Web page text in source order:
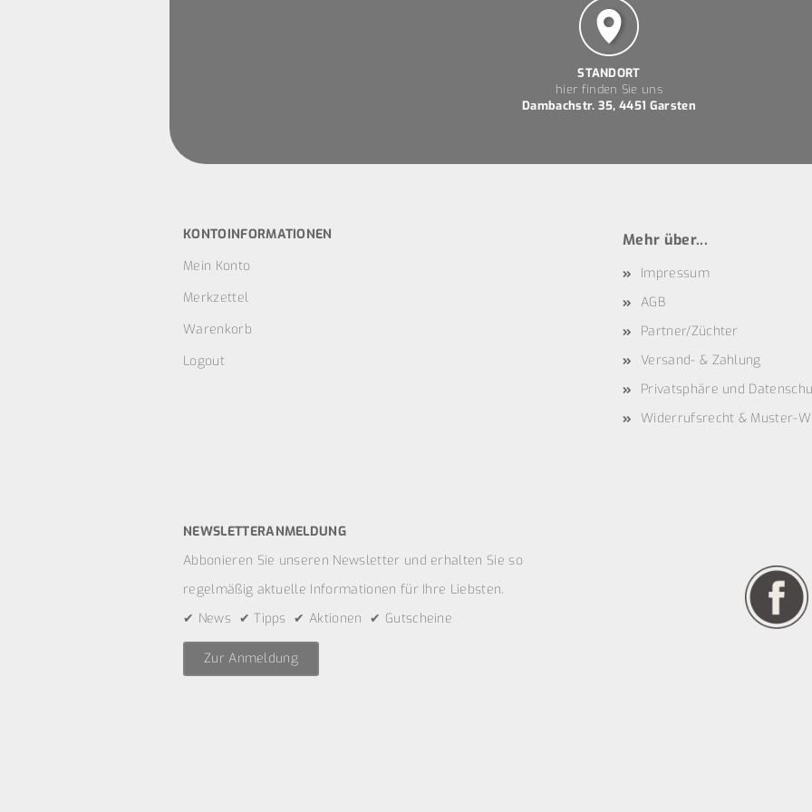
STANDORT
hier finden Sie uns
Dambachstr. 35, 4451 Garsten
KONTOINFORMATIONEN
Mein Konto
Merkzettel
Warenkorb
Logout
Mehr über...
Impressum
AGB
Partner/Züchter
Versand- & Zahlung
Privatsphäre und
Widerrufsrecht & Muster-
NEWSLETTERANMELDUNG
Abbonieren Sie unseren Newsletter und erhalten Sie so
regelmäßig aktuelle Informationen für Ihre Liebsten.
✔ News ✔ Tipps ✔ Aktionen ✔ Gutscheine
Zur Anmeldung